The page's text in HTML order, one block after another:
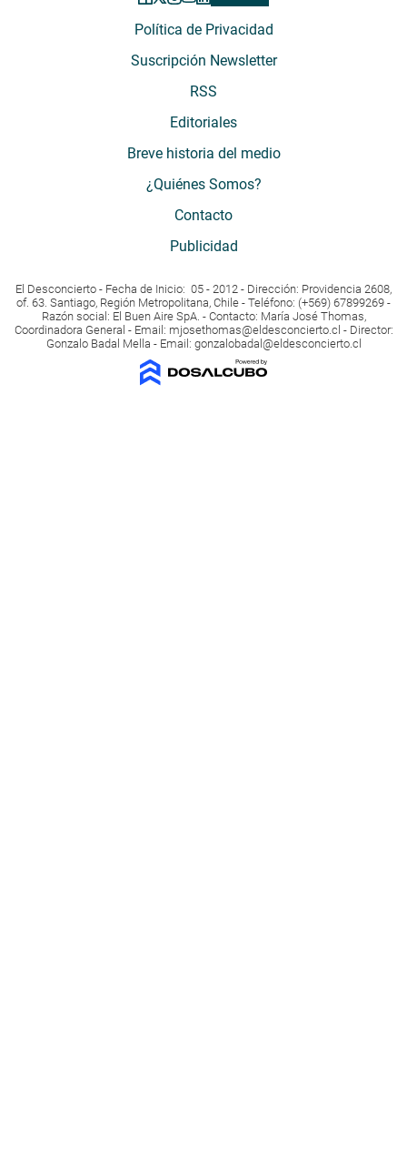
Política de Privacidad
Suscripción Newsletter
RSS
Editoriales
Breve historia del medio
¿Quiénes Somos?
Contacto
Publicidad
El Desconcierto - Fecha de Inicio: 05 - 2012 - Dirección: Providencia 2608,
of. 63. Santiago, Región Metropolitana, Chile - Teléfono: (+569) 67899269 -
Razón social: El Buen Aire SpA. - Contacto: María José Thomas,
Coordinadora General - Email: mjosethomas@eldesconcierto.cl - Director:
Gonzalo Badal Mella - Email: gonzalobadal@eldesconcierto.cl